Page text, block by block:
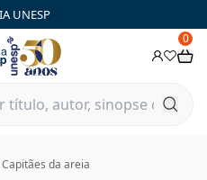
UNESP
0
Capitães da areia